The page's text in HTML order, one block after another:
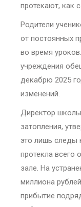
протекают, как
Родители
от постоянных
во время
учреждения
декабрю 2025
изменений.
Директор школы
затопления,
это лишь следы
протекла всего
зале. На
миллиона
прибытие